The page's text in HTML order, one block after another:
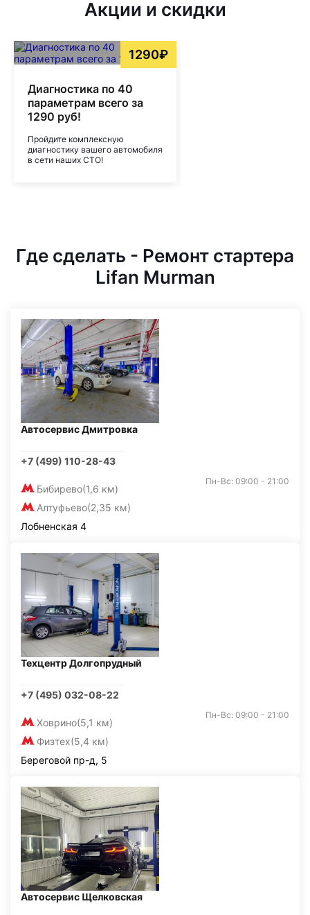
Акции и скидки
1290₽
Диагностика по 40
параметрам всего за
1290 руб!
Пройдите комплексную
диагностику вашего автомобиля
в сети наших СТО!
Где сделать - Ремонт стартера
Lifan Murman
Автосервис Дмитровка
+7 (499) 110-28-43
Бибирево(1,6 км)
Алтуфьево(2,35 км)
Пн-Вс: 09:00 - 21:00
Лобненская 4
Техцентр Долгопрудный
+7 (495) 032-08-22
Ховрино(5,1 км)
Физтех(5,4 км)
Пн-Вс: 09:00 - 21:00
Береговой пр-д, 5
Автосервис Щелковская